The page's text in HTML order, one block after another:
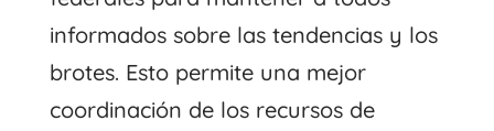
informados sobre las tendencias y los
brotes. Esto permite una mejor
coordinación de los recursos de